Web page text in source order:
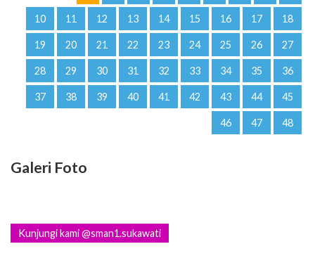
10 11 12 13 14 15 16 17 18
19 20 21 22 23 24 25 26 27
28 29 30 31 32 33 34 35 36
37 38 39 40 41 42 43 44 45
46 47 48
Galeri Foto
Kunjungi kami @sman1.sukawati